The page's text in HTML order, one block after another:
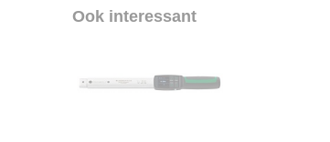
Ook interessant